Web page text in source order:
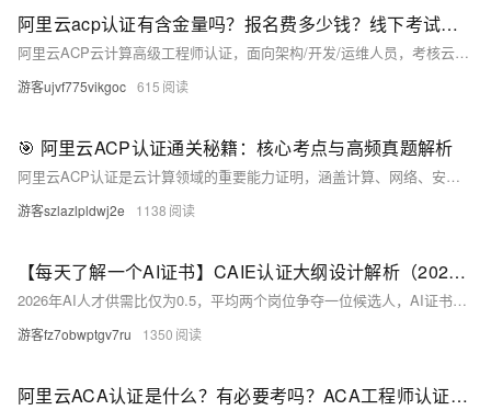
阿里云acp认证有含金量吗？报名费多少钱？线下考试网点查询及问题解答FAQ
阿里云ACP云计算高级工程师认证，面向架构/开发/运维人员，考核云架构设计能力；含金量高，官方考试费1200元（活动价840元）；线下闭卷考120分钟，100分制，80分及格。阿里云ACP认证官网：https://t.aliyun.com/U/AgJzWg
游客ujvf775vikgoc 615
🎯 阿里云ACP认证通关秘籍：核心考点与高频真题解析
阿里云ACP认证是云计算领域的重要能力证明，涵盖计算、网络、安全、大数据等核心技术。备考关键在于理解产品逻辑与实战应用，而非死记硬背。通过体系化学习、真题训练与动手实践，考生可显著提升成绩与实际能力，实现职业突破。
游客szlazlpldwj2e 1138
【每天了解一个AI证书】CAIE认证大纲设计解析（2026年）
2026年AI人才供需比仅为0.5，平均两个岗位争夺一位候选人，AI证书已成为职场竞争力的重要背书。但市场认证种类繁杂，部分认证存在知识体系碎片化、绑定单一厂商生态等问题，让求职者难以抉择。CAIE（注册人工智能工程师）作为覆盖基础到进阶的系统化认证，其2026年大纲以通用型知识架构和阶梯式能力培养为核心，本文从设计逻辑、等级差异、适配场景及备考路径展开分析，为不同需求者提供理性选择依据。
游客fz7obwptgv7ru 1350
阿里云ACA认证是什么？有必要考吗？ACA工程师认证费用及考试大纲说明